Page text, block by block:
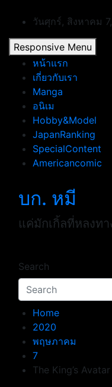
content
วันศุกร์, สิงหาคม
Responsive Menu
หน้าแรก
เกี่ยวกับเรา
Manga
อนิเม
Hobby&Model
JapanRanking
SpecialContent
Americancomic
บก. หมี
แค่มักเกิ้ลที่หลงท
Search
Home
2020
พฤษภาคม
7
The King’s